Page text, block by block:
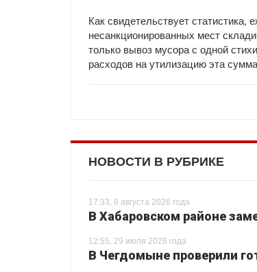
Как свидетельствует статистика,
несанкционированных мест
только вывоз мусора с одной
расходов на утилизацию эта
НОВОСТИ В РУБРИКЕ
17:33, 6 августа 2026 года
В Хабаровском районе
12:55, 29 июля 2026 года
В Чегдомыне проверили